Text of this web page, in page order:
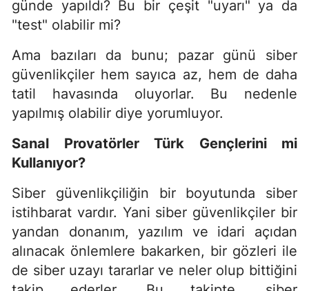
günde yapıldı? Bu bir çeşit "uyarı" ya da
"test" olabilir mi?
Ama bazıları da bunu; pazar günü siber
güvenlikçiler hem sayıca az, hem de daha
tatil havasında oluyorlar. Bu nedenle
yapılmış olabilir diye yorumluyor.
Sanal Provatörler Türk Gençlerini mi
Kullanıyor?
Siber güvenlikçiliğin bir boyutunda siber
istihbarat vardır. Yani siber güvenlikçiler bir
yandan donanım, yazılım ve idari açıdan
alınacak önlemlere bakarken, bir gözleri ile
de siber uzayı tararlar ve neler olup bittiğini